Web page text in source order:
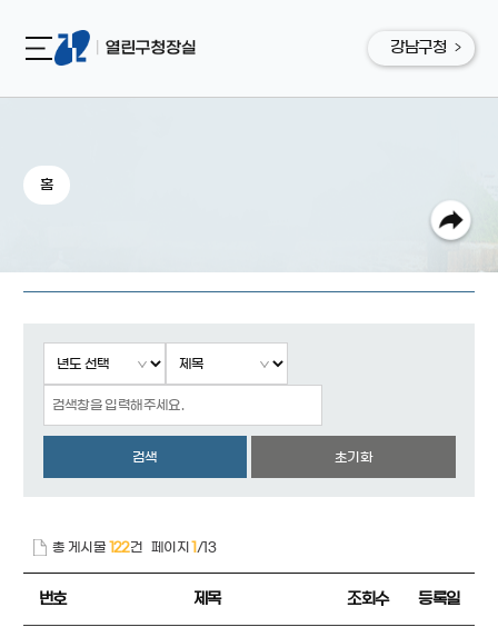
강남구청
홈
검색 초기화
총 게시물 122건 페이지1 /13
번호 제목 조회수 등록일